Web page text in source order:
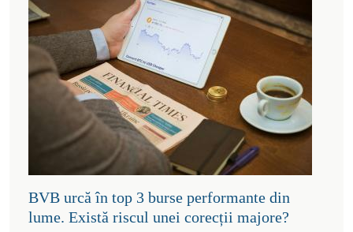
BVB urcă în top 3 burse performante din
lume. Există riscul unei corecții majore?